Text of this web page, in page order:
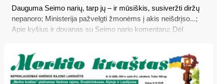
Dauguma Seimo narių, tarp jų – ir mūsiškis, susiveržti diržų
nepanoro; Ministerija pažvelgti žmonėms į akis neišdrįso...;
Apie kyšius ir dovanas su Seimo nario komentaru; Dėl
gegužės 1-osios apyvartoje ims mažėti 1 ir 2 centų monetų